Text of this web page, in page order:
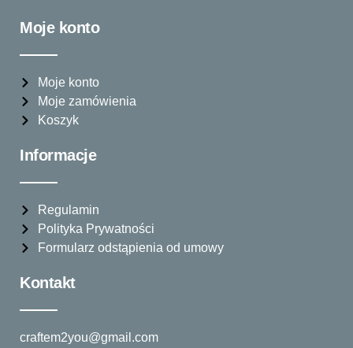
Moje konto
Moje konto
Moje zamówienia
Koszyk
Informacje
Regulamin
Polityka Prywatności
Formularz odstąpienia od umowy
Kontakt
craftem2you@gmail.com